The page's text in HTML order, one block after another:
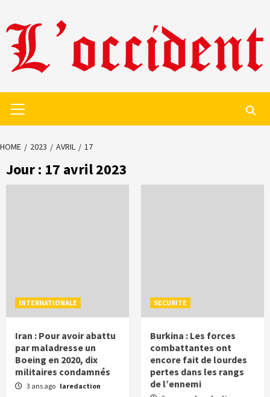
to
content
Menu
HOME 2023 AVRIL 17
Jour : 17 avril 2023
INTERNATIONALE
Iran : Pour avoir abattu
par maladresse un
Boeing en 2020, dix
militaires condamnés
3 ans ago laredaction
SECURITE
Burkina : Les forces
combattantes ont
encore fait de lourdes
pertes dans les rangs
de l’ennemi